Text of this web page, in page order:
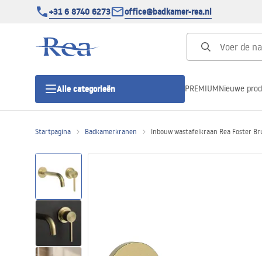
+31 6 8740 6273 office@badkamer-rea.nl
Alle categorieën
Douchedeur
Douchebakken
Lineaire Douchegoten
PREMIUMNieuwe
Startpagina Badkamerkranen Inbouw wastafelkraan Rea Foster